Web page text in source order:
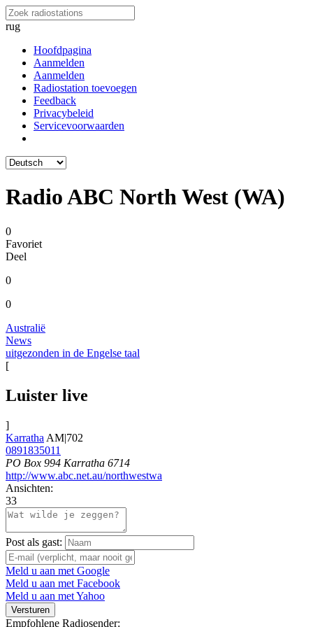
rug
Hoofdpagina
Aanmelden
Aanmelden
Radiostation toevoegen
Feedback
Privacybeleid
Servicevoorwaarden
Radio ABC North West (WA)
0
Favoriet
Deel
0
0
Australië
News
uitgezonden in de Engelse taal
[
Luister live
]
Karratha AM|702
0891835011
PO Box 994 Karratha 6714
http://www.abc.net.au/northwestwa
Ansichten:
33
Post als gast:
Meld u aan met Google
Meld u aan met Facebook
Meld u aan met Yahoo
Versturen
Empfohlene Radiosender: